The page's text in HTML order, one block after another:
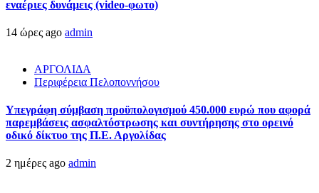
εναέριες δυνάμεις (video-φωτο)
14 ώρες ago admin
ΑΡΓΟΛΙΔΑ
Περιφέρεια Πελοποννήσου
Υπεγράφη σύμβαση προϋπολογισμού 450.000 ευρώ που αφορά
παρεμβάσεις ασφαλτόστρωσης και συντήρησης στο ορεινό
οδικό δίκτυο της Π.Ε. Αργολίδας
2 ημέρες ago admin